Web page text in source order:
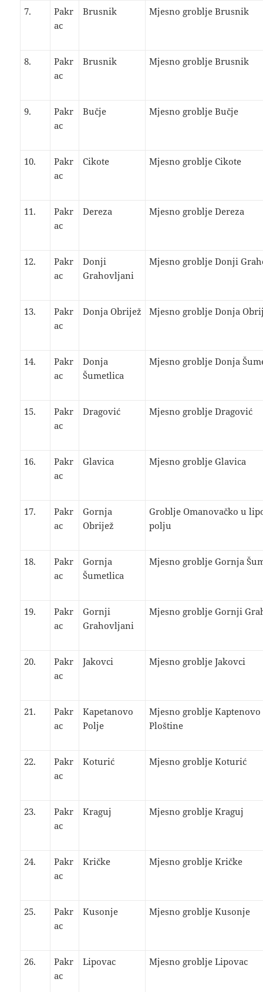
7.
Pakr
ac
Brusnik Mjesno groblje Brusnik
8.
Pakr
ac
Brusnik Mjesno groblje Brusnik
9.
Pakr
ac
Bučje Mjesno groblje Bučje
10.
Pakr
ac
Cikote Mjesno groblje Cikote
11.
Pakr
ac
Dereza Mjesno groblje Dereza
12.
Pakr
ac
Donji
Grahovljani
Mjesno groblje Donji
13.
Pakr
ac
Donja Obrijež Mjesno groblje Donja
14.
Pakr
ac
Donja
Šumetlica
Mjesno groblje Donja
15.
Pakr
ac
Dragović Mjesno groblje Dragović
16.
Pakr
ac
Glavica Mjesno groblje Glavica
17.
Pakr
ac
Gornja
Obrijež
Groblje Omanovačko u
polju
18.
Pakr
ac
Gornja
Šumetlica
Mjesno groblje Gornja
19.
Pakr
ac
Gornji
Grahovljani
Mjesno groblje Gornji
20.
Pakr
ac
Jakovci Mjesno groblje Jakovci
21.
Pakr
ac
Kapetanovo
Polje
Mjesno groblje Kaptenovo
Ploštine
22.
Pakr
ac
Koturić Mjesno groblje Koturić
23.
Pakr
ac
Kraguj Mjesno groblje Kraguj
24.
Pakr
ac
Kričke Mjesno groblje Kričke
25.
Pakr
ac
Kusonje Mjesno groblje Kusonje
26.
Pakr
ac
Lipovac Mjesno groblje Lipovac